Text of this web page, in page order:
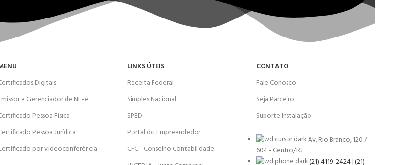
Digitais
e Gerenciador de NF-e
Pessoa Física
Pessoa Jurídica
por Videoconferência
LINKS ÚTEIS
Receita Federal
Simples Nacional
SPED
Portal do Empreendedor
CFC - Conselho Contabilidade
CONTATO
Fale Conosco
Seja Parceiro
Suporte Instalação
Av. Rio Branco, 120 /
604 - Centro/RJ
(21) 4119-2424 | (21)